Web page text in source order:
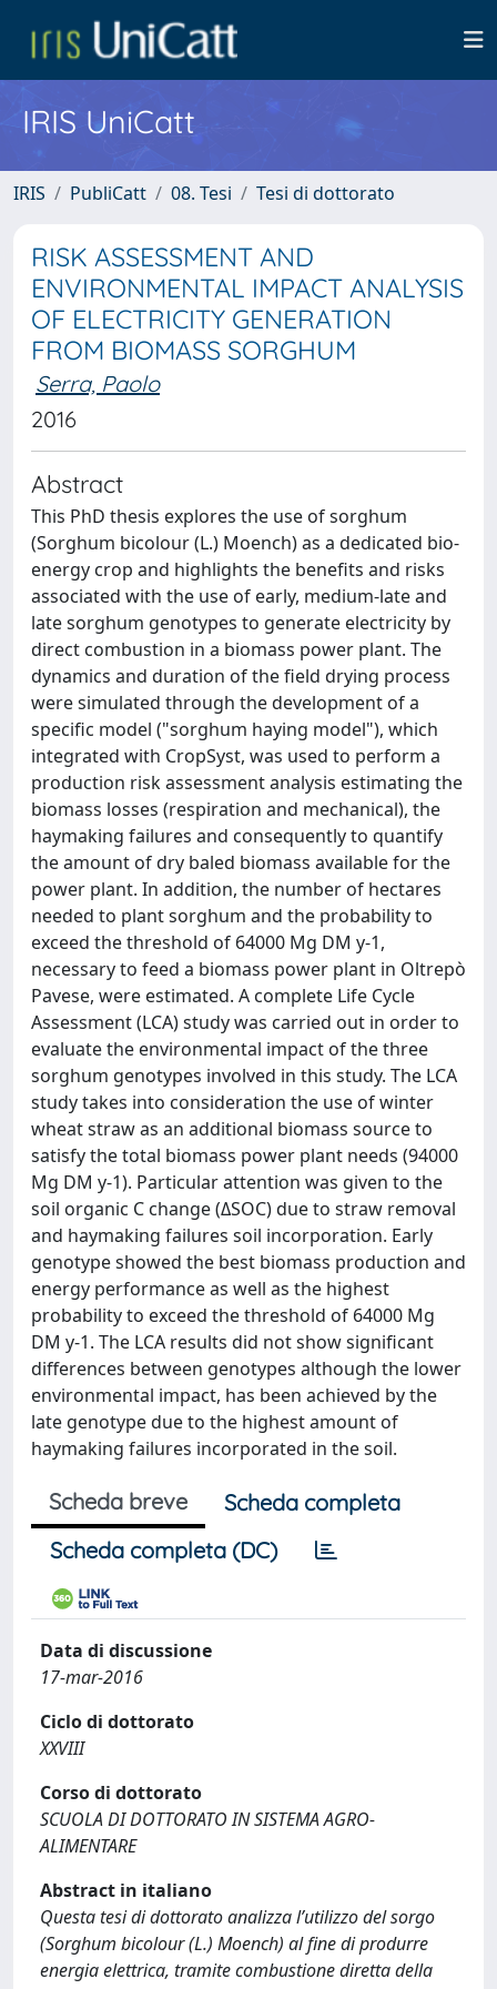
IRIS UniCatt
IRIS PubliCatt 08. Tesi Tesi di dottorato
RISK ASSESSMENT AND
ENVIRONMENTAL IMPACT ANALYSIS
OF ELECTRICITY GENERATION
FROM BIOMASS SORGHUM
Serra, Paolo
2016
Abstract
This PhD thesis explores the use of sorghum
(Sorghum bicolour (L.) Moench) as a dedicated bio-
energy crop and highlights the benefits and risks
associated with the use of early, medium-late and
late sorghum genotypes to generate electricity by
direct combustion in a biomass power plant. The
dynamics and duration of the field drying process
were simulated through the development of a
specific model ("sorghum haying model"), which
integrated with CropSyst, was used to perform a
production risk assessment analysis estimating the
biomass losses (respiration and mechanical), the
haymaking failures and consequently to quantify
the amount of dry baled biomass available for the
power plant. In addition, the number of hectares
needed to plant sorghum and the probability to
exceed the threshold of 64000 Mg DM y-1,
necessary to feed a biomass power plant in Oltrepò
Pavese, were estimated. A complete Life Cycle
Assessment (LCA) study was carried out in order to
evaluate the environmental impact of the three
sorghum genotypes involved in this study. The LCA
study takes into consideration the use of winter
wheat straw as an additional biomass source to
satisfy the total biomass power plant needs (94000
Mg DM y-1). Particular attention was given to the
soil organic C change (ΔSOC) due to straw removal
and haymaking failures soil incorporation. Early
genotype showed the best biomass production and
energy performance as well as the highest
probability to exceed the threshold of 64000 Mg
DM y-1. The LCA results did not show significant
differences between genotypes although the lower
environmental impact, has been achieved by the
late genotype due to the highest amount of
haymaking failures incorporated in the soil.
Scheda breve
Scheda completa
Scheda completa (DC)
Data di discussione
17-mar-2016
Ciclo di dottorato
XXVIII
Corso di dottorato
SCUOLA DI DOTTORATO IN SISTEMA AGRO-
ALIMENTARE
Abstract in italiano
Questa tesi di dottorato analizza l’utilizzo del sorgo
(Sorghum bicolour (L.) Moench) al fine di produrre
energia elettrica, tramite combustione diretta della